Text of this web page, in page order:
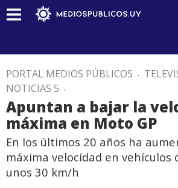
PORTAL MEDIOS PÚBLICOS .
NOTICIAS 5 .
Apuntan a bajar la
máxima en Moto GP
En los últimos 20 años ha
máxima velocidad en vehículos
unos 30 km/h